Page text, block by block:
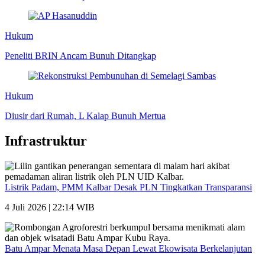
Hukum
Peneliti BRIN Ancam Bunuh Ditangkap
Hukum
Diusir dari Rumah, L Kalap Bunuh Mertua
Infrastruktur
Listrik Padam, PMM Kalbar Desak PLN Tingkatkan Transparansi
4 Juli 2026 | 22:14 WIB
Batu Ampar Menata Masa Depan Lewat Ekowisata Berkelanjutan